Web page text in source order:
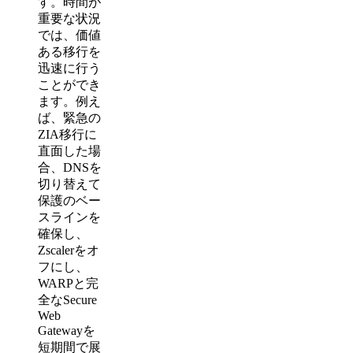
重要な状況
では、価値
ある移行を
迅速に行う
ことができ
ます。例え
ば、緊急の
ZIA移行に
直面した場
合、DNSを
切り替えて
保護のベー
スラインを
確保し、
Zscalerをオ
フにし、
WARPと完
全なSecure
Web
Gatewayを
短期間で展